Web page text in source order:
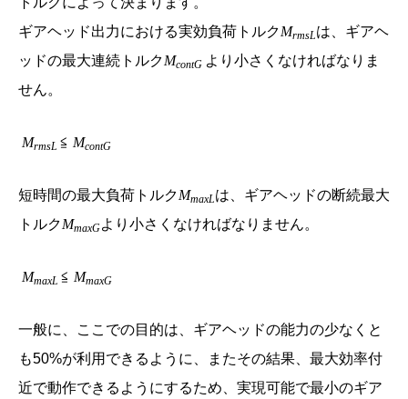
ギアヘッド出力における実効負荷トルクMrmsLは、ギアヘ
ッドの最大連続トルクMcontG より小さくなければなりま
せん。
MrmsL ≦ McontG
短時間の最大負荷トルクMmaxLは、ギアヘッドの断続最大
トルクMmaxGより小さくなければなりません。
MmaxL ≦ MmaxG
一般に、ここでの目的は、ギアヘッドの能力の少なくと
も50%が利用できるように、またその結果、最大効率付
近で動作できるようにするため、実現可能で最小のギア